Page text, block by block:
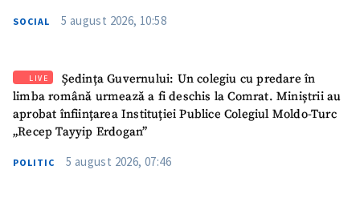
SOCIAL 5 august 2026, 10:58
LIVE
Ședința Guvernului: Un colegiu cu predare în
limba română urmează a fi deschis la Comrat. Miniștrii au
aprobat înființarea Instituției Publice Colegiul Moldo-Turc
„Recep Tayyip Erdogan”
POLITIC 5 august 2026, 07:46